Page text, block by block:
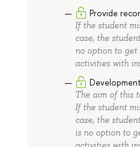
Provide
If the student
case, the
no option to get
activities with
The aim of this
If the student
case, the
is no option to